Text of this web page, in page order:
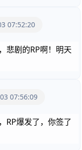
07:52:20
悲剧的RP啊！明天
07:56:09
RP爆发了，你签了